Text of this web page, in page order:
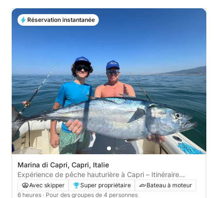
Marina di Capri, Capri, Italie
Expérience de pêche hauturière à Capri – Itinéraire
flexible
Avec skipper Super propriétaire
Bateau à moteur
6 heures · Pour des groupes de 4 personnes
Réservation instantanée